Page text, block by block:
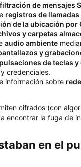
de mensajes
registros de
de la ubicación por
y carpetas
audio ambiente
y
de teclas
credenciales.
información sobre
cifrados (con
encontrar la fuga de
en el